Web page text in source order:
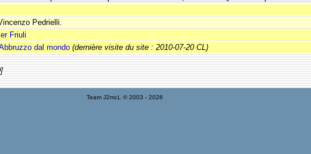
Pedrielli.
Friuli
dal mondo (dernière visite du site : 2010-07-20 CL)
Team J2mcL © 2003 - 2026